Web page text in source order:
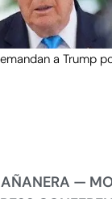
a Trump
—